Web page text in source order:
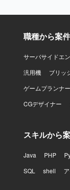
職種から案
サーバサイドエ
汎用機
ブリッ
ゲームプランナー
CGデザイナー
スキルから
Java PHP
SQL
shell